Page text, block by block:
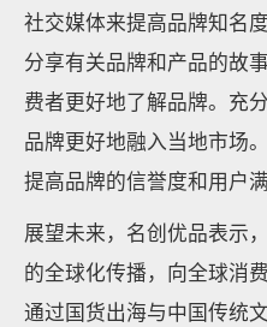
社交媒体来提高品牌知名
分享有关品牌和产品的故
费者更好地了解品牌。充
品牌更好地融入当地市场
提高品牌的信誉度和用户满
展望未来，名创优品表示
的全球化传播，向全球消
通过国货出海与中国传统